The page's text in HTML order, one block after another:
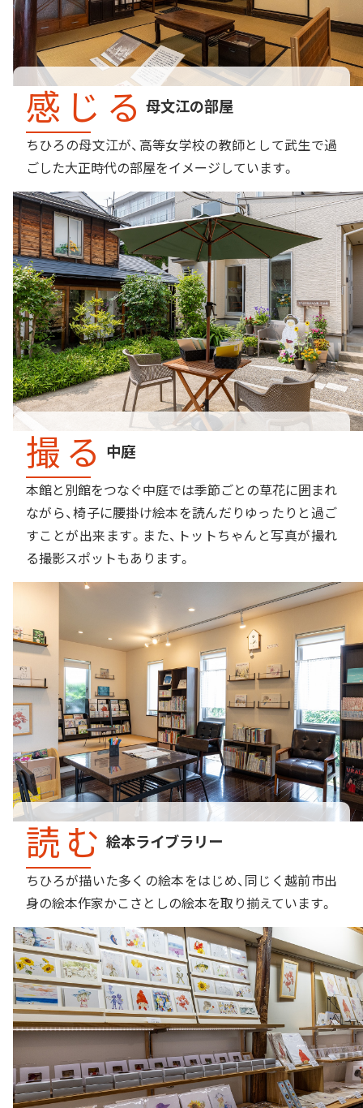
感じる母文江の部屋
ちひろの母文江が、高等女学校の教師として武生で過
ごした大正時代の部屋をイメージしています。
撮る 中庭
本館と別館をつなぐ中庭では季節ごとの草花に囲まれ
ながら、椅子に腰掛け絵本を読んだりゆったりと過ご
すことが出来ます。また、トットちゃんと写真が撮れ
る撮影スポットもあります。
読む 絵本ライブラリー
ちひろが描いた多くの絵本をはじめ、同じく越前市出
身の絵本作家かこさとしの絵本を取り揃えています。